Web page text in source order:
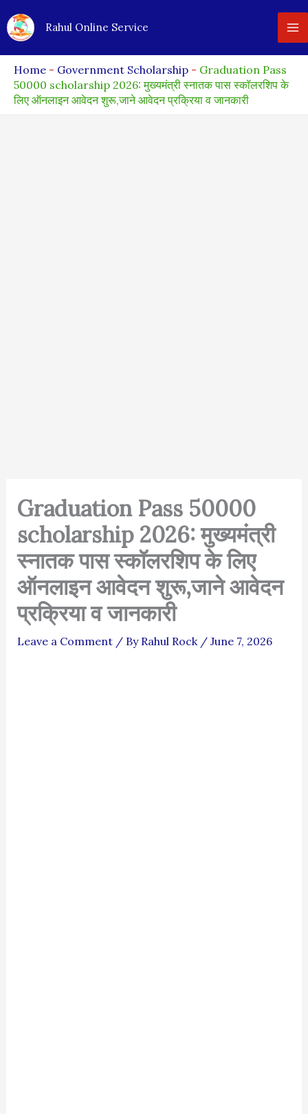
to
Rahul Online Service
Home - Government Scholarship - Graduation Pass
50000 scholarship 2026: मुख्यमंत्री स्नातक पास स्कॉलरशिप के
लिए ऑनलाइन आवेदन शुरू,जाने आवेदन प्रक्रिया व जानकारी
Graduation Pass 50000
scholarship 2026: मुख्यमंत्री
स्नातक पास स्कॉलरशिप के लिए
ऑनलाइन आवेदन शुरू,जाने आवेदन
प्रक्रिया व जानकारी
Leave a Comment / By Rahul Rock / June 7, 2026